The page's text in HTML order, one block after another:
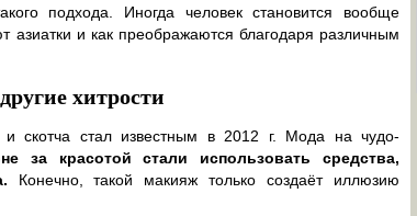
подхода. Иногда человек становится вообще
и как преображаются благодаря различным
хитрости
скотча стал известным в 2012 г. Мода на чудо-
за красотой стали использовать средства,
Конечно, такой макияж только создаёт иллюзию